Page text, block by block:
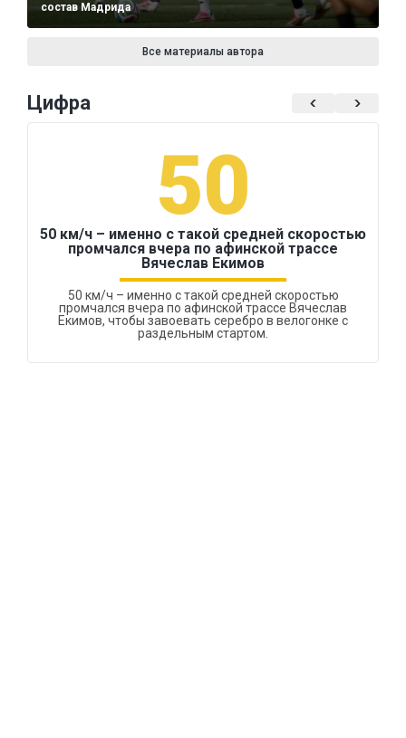
состав Мадрида
Все материалы автора
Цифра
50
50 км/ч – именно с такой средней скоростью
промчался вчера по афинской трассе
Вячеслав Екимов
50 км/ч – именно с такой средней скоростью
промчался вчера по афинской трассе Вячеслав
Екимов, чтобы завоевать серебро в велогонке с
раздельным стартом.